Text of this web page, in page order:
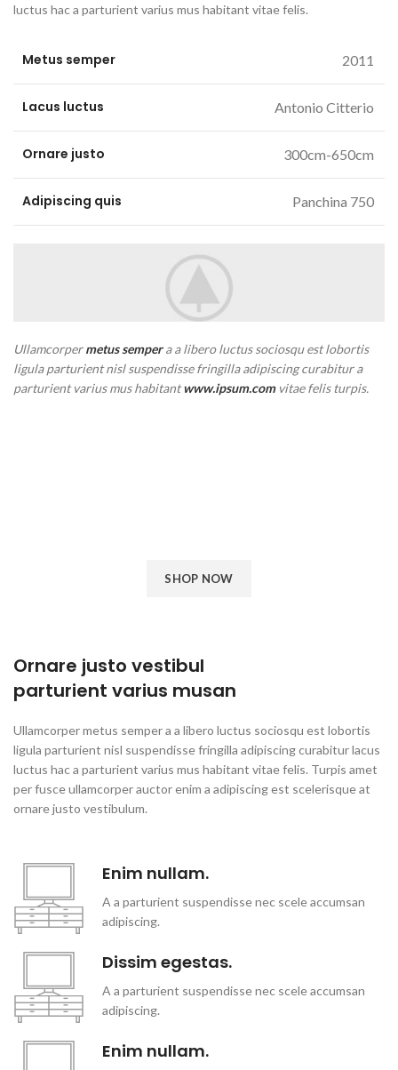
luctus hac a parturient varius mus habitant vitae felis.
Metus semper 2011
Lacus luctus Antonio Citterio
Ornare justo 300cm-650cm
Adipiscing quis Panchina 750
Ullamcorpermetus sempera a libero luctus sociosqu est lobortis
ligula parturient nisl suspendisse fringilla adipiscing curabitur a
parturient varius mus habitantwww.ipsum.comvitae felis turpis.
SHOP NOW
Ornare justo vestibul
parturient varius musan
Ullamcorper metus semper a a libero luctus sociosqu est lobortis
ligula parturient nisl suspendisse fringilla adipiscing curabitur lacus
luctus hac a parturient varius mus habitant vitae felis. Turpis amet
per fusce ullamcorper auctor enim a adipiscing est scelerisque at
ornare justo vestibulum.
Enim nullam.
A a parturient suspendisse nec scele accumsan
adipiscing.
Dissim egestas.
A a parturient suspendisse nec scele accumsan
adipiscing.
Enim nullam.